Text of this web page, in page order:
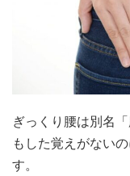
ぎっくり腰は別名
もした覚えがない
す。